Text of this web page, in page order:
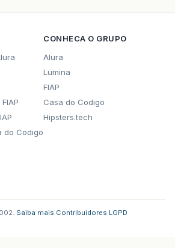
do Codigo
CONHECA O GRUPO
Alura
Lumina
FIAP
Casa do Codigo
Hipsters.tech
Saiba mais Contribuidores LGPD